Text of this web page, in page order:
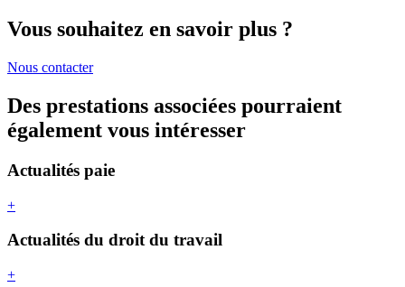
Vous souhaitez en savoir plus ?
Nous contacter
Des prestations associées pourraient
également vous intéresser
Actualités paie
+
Actualités du droit du travail
+